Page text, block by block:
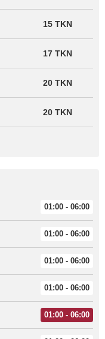
15 TKN
17 TKN
20 TKN
20 TKN
01:00 - 06:00
01:00 - 06:00
01:00 - 06:00
01:00 - 06:00
01:00 - 06:00